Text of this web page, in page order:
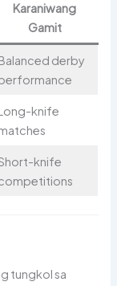
Karaniwang
Gamit
derby
knife
knife
tungkol sa